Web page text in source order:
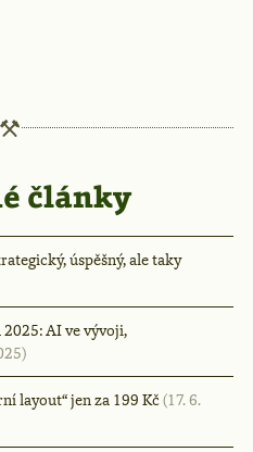
články
úspěšný, ale taky
2025: AI ve vývoji,
layout“ jen za 199 Kč(17. 6.